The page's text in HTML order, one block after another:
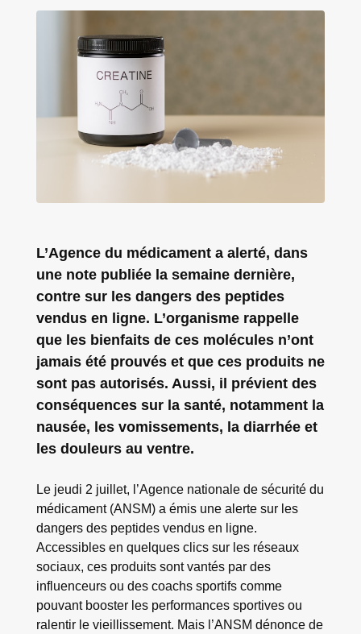
L’Agence du médicament a alerté, dans
une note publiée la semaine dernière,
contre sur les dangers des peptides
vendus en ligne. L’organisme rappelle
que les bienfaits de ces molécules n’ont
jamais été prouvés et que ces produits ne
sont pas autorisés. Aussi, il prévient des
conséquences sur la santé, notamment la
nausée, les vomissements, la diarrhée et
les douleurs au ventre.
Le jeudi 2 juillet, l’Agence nationale de sécurité du
médicament (ANSM) a émis une alerte sur les
dangers des peptides vendus en ligne.
Accessibles en quelques clics sur les réseaux
sociaux, ces produits sont vantés par des
influenceurs ou des coachs sportifs comme
pouvant booster les performances sportives ou
ralentir le vieillissement. Mais l’ANSM dénonce de